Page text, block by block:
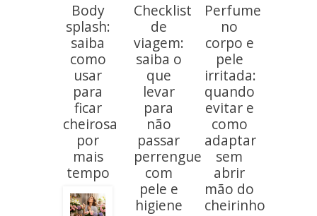
Body
splash:
saiba
como
usar
para
ficar
cheirosa
por
mais
tempo
Checklist
de
viagem:
saiba o
que
levar
para
não
passar
perrengue
com
pele e
higiene
Perfume
no
corpo e
pele
irritada:
quando
evitar e
como
adaptar
sem
abrir
mão do
cheirinho